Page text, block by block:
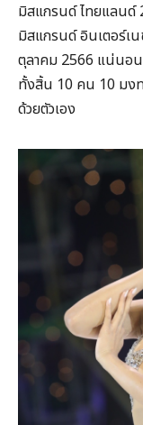
มิสแกรนด์ ไทยแลนด์
มิสแกรนด์ อินเตอร์เ
ตุลาคม 2566 แน่นอ
ทั้งสิ้น 10 คน 10 ม
ด้วยตัวเอง